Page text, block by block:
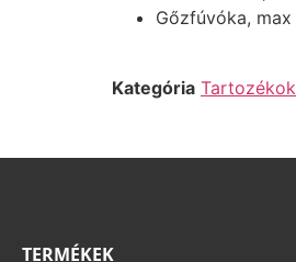
Gőzfúvóka,
Kategória Tartozékok
TERMÉKEK